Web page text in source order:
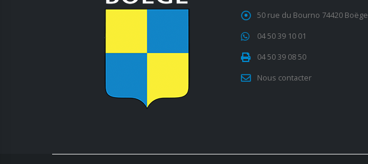
50 rue du Bourno 74420 Boëge
04 50 39 10 01
04 50 39 08 50
Nous contacter